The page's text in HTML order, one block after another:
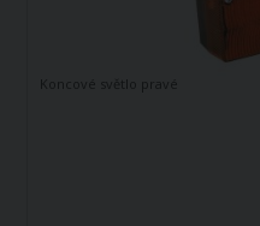
Koncové světlo pravé